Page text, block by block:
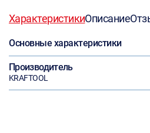
ХарактеристикиОписание
Основные характеристики
Производитель
KRAFTOOL